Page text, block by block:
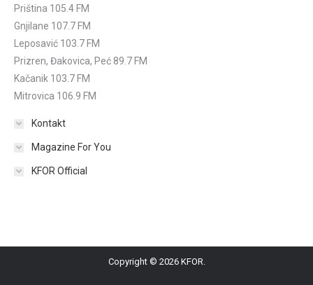
Priština 105.4 FM
Gnjilane 107.7 FM
Leposavić 103.7 FM
Prizren, Đakovica, Peć 89.7 FM
Kačanik 103.7 FM
Mitrovica 106.9 FM
Kontakt
Magazine For You
KFOR Official
Copyright © 2026 KFOR.